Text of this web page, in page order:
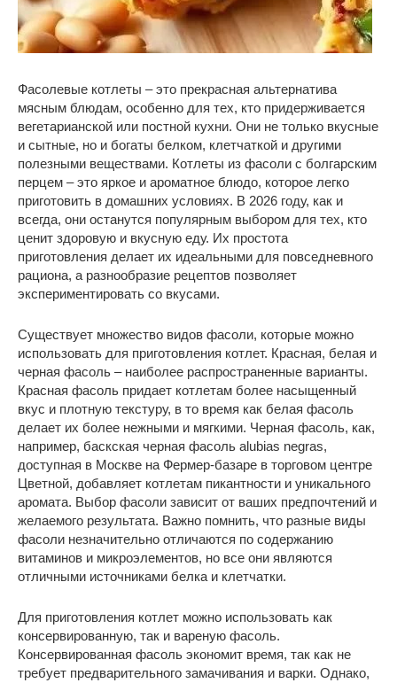
Фасолевые котлеты – это прекрасная альтернатива
мясным блюдам, особенно для тех, кто придерживается
вегетарианской или постной кухни. Они не только вкусные
и сытные, но и богаты белком, клетчаткой и другими
полезными веществами. Котлеты из фасоли с болгарским
перцем – это яркое и ароматное блюдо, которое легко
приготовить в домашних условиях. В 2026 году, как и
всегда, они останутся популярным выбором для тех, кто
ценит здоровую и вкусную еду. Их простота
приготовления делает их идеальными для повседневного
рациона, а разнообразие рецептов позволяет
экспериментировать со вкусами.
Существует множество видов фасоли, которые можно
использовать для приготовления котлет. Красная, белая и
черная фасоль – наиболее распространенные варианты.
Красная фасоль придает котлетам более насыщенный
вкус и плотную текстуру, в то время как белая фасоль
делает их более нежными и мягкими. Черная фасоль, как,
например, баскская черная фасоль alubias negras,
доступная в Москве на Фермер-базаре в торговом центре
Цветной, добавляет котлетам пикантности и уникального
аромата. Выбор фасоли зависит от ваших предпочтений и
желаемого результата. Важно помнить, что разные виды
фасоли незначительно отличаются по содержанию
витаминов и микроэлементов, но все они являются
отличными источниками белка и клетчатки.
Для приготовления котлет можно использовать как
консервированную, так и вареную фасоль.
Консервированная фасоль экономит время, так как не
требует предварительного замачивания и варки. Однако,